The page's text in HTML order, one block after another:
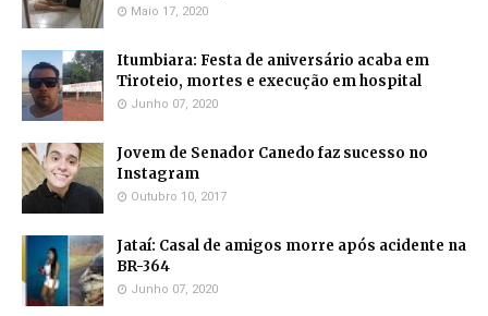
Maio 17, 2020
Itumbiara: Festa de aniversário acaba em
Tiroteio, mortes e execução em hospital
Junho 07, 2020
Jovem de Senador Canedo faz sucesso no
Instagram
Outubro 10, 2017
Jataí: Casal de amigos morre após acidente na
BR-364
Junho 07, 2020